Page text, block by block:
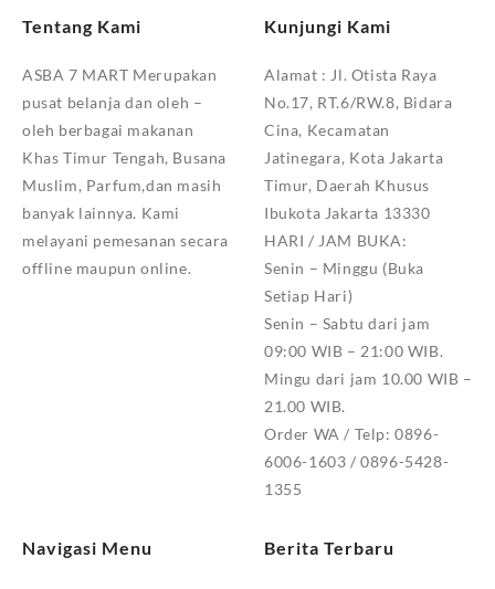
Tentang Kami
ASBA 7 MART Merupakan
pusat belanja dan oleh –
oleh berbagai makanan
Khas Timur Tengah, Busana
Muslim, Parfum,dan masih
banyak lainnya. Kami
melayani pemesanan secara
offline maupun online.
Kunjungi Kami
Alamat : Jl. Otista Raya
No.17, RT.6/RW.8, Bidara
Cina, Kecamatan
Jatinegara, Kota Jakarta
Timur, Daerah Khusus
Ibukota Jakarta 13330
HARI / JAM BUKA:
Senin – Minggu (Buka
Setiap Hari)
Senin – Sabtu dari jam
09:00 WIB – 21:00 WIB.
Mingu dari jam 10.00 WIB –
21.00 WIB.
Order WA / Telp: 0896-
6006-1603 / 0896-5428-
1355
Navigasi Menu Berita Terbaru